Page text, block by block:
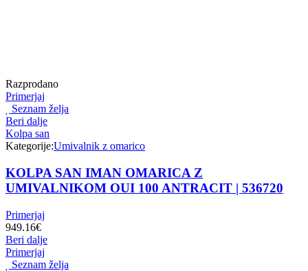
Razprodano
Primerjaj
Seznam želja
Beri dalje
Kolpa san
Kategorije:Umivalnik z omarico
KOLPA SAN IMAN OMARICA Z
UMIVALNIKOM OUI 100 ANTRACIT | 536720
Primerjaj
949.16€
Beri dalje
Primerjaj
Seznam želja